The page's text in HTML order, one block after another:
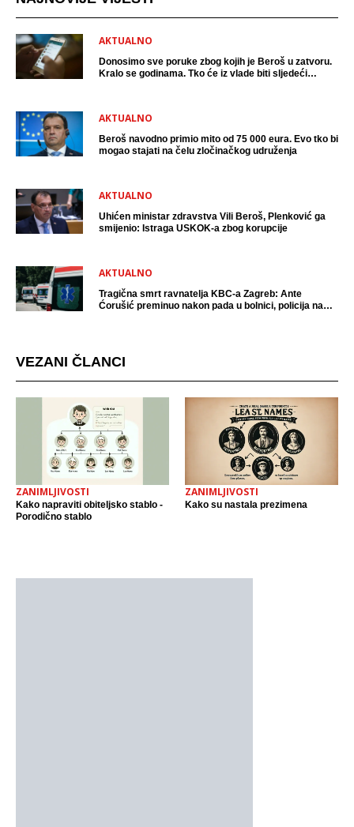
AKTUALNO
Donosimo sve poruke zbog kojih je Beroš u zatvoru.
Kralo se godinama. Tko će iz vlade biti sljedeći
AKTUALNO
Beroš navodno primio mito od 75 000 eura. Evo tko bi
mogao stajati na čelu zločinačkog udruženja
AKTUALNO
Uhićen ministar zdravstva Vili Beroš, Plenković ga
smijenio: Istraga USKOK-a zbog korupcije
AKTUALNO
Tragična smrt ravnatelja KBC-a Zagreb: Ante
Ćorušić preminuo nakon pada u bolnici, policija na
VEZANI ČLANCI
ZANIMLJIVOSTI
Kako napraviti obiteljsko stablo -
Porodično stablo
ZANIMLJIVOSTI
Kako su nastala prezimena